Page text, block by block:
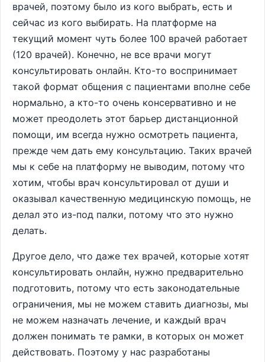
врачей, поэтому было из кого выбрать, есть и
сейчас из кого выбирать. На платформе на
текущий момент чуть более 100 врачей работает
(120 врачей). Конечно, не все врачи могут
консультировать онлайн. Кто-то воспринимает
такой формат общения с пациентами вполне себе
нормально, а кто-то очень консервативно и не
может преодолеть этот барьер дистанционной
помощи, им всегда нужно осмотреть пациента,
прежде чем дать ему консультацию. Таких врачей
мы к себе на платформу не выводим, потому что
хотим, чтобы врач консультировал от души и
оказывал качественную медицинскую помощь, не
делал это из-под палки, потому что это нужно
делать.
Другое дело, что даже тех врачей, которые хотят
консультировать онлайн, нужно предварительно
подготовить, потому что есть законодательные
ограничения, мы не можем ставить диагнозы, мы
не можем назначать лечение, и каждый врач
должен понимать те рамки, в которых он может
действовать. Поэтому у нас разработаны